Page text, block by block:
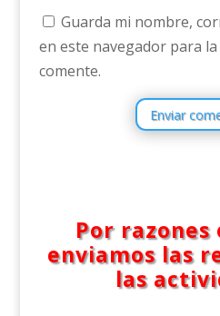
Guarda mi nombre,
en este navegador para
comente.
Enviar
Por razones
enviamos las
las